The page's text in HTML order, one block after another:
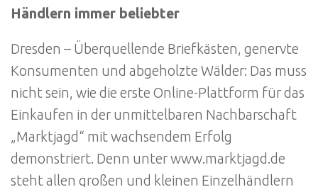
Händlern immer beliebter
Dresden – Überquellende Briefkästen, genervte
Konsumenten und abgeholzte Wälder: Das muss
nicht sein, wie die erste Online-Plattform für das
Einkaufen in der unmittelbaren Nachbarschaft
„Marktjagd“ mit wachsendem Erfolg
demonstriert. Denn unter www.marktjagd.de
steht allen großen und kleinen Einzelhändlern